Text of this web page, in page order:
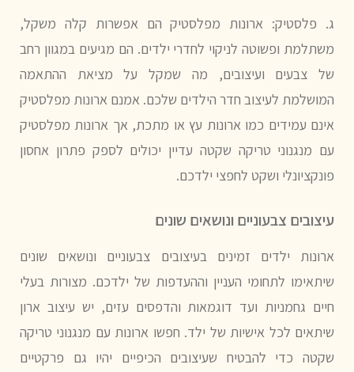
ג. פלסטיק: ארונות מפלסטיק הם אפשרות קלה משקל,
משתלמת ופשוטה לניקוי לחדרי ילדים. הם מגיעים במגוון רחב
של צבעים ועיצובים, מה שמקל על מציאת ההתאמה
המושלמת לעיצוב חדר הילדים שלכם. אמנם ארונות מפלסטיק
אינם עמידים כמו ארונות עץ או מתכת, אך ארונות מפלסטיק
עם מנגנוני טריקה שקטה עדיין יכולים לספק פתרון אחסון
פונקציונלי ושקט לחפצי ילדכם.
עיצובים צבעוניים ונושאים שונים
ארונות ילדים זמינים בעיצובים צבעוניים ונושאים שונים
שיתאימו לתחומי העניין וההעדפות של ילדכם. מצורות בעלי
חיים גחמניות ועד דוגמאות והדפסים עזים, יש עיצוב ארון
שיתאים לכל אישיות של ילד. חפשו ארונות עם מנגנוני טריקה
שקטה כדי להבטיח שעיצובים הכיפיים יהיו גם פרקטיים